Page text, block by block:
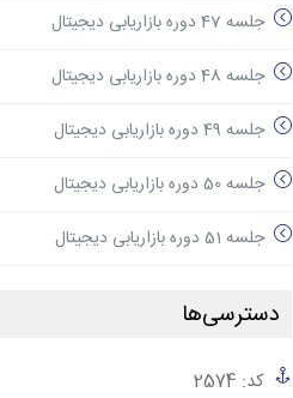
جلسه 47 دوره بازاریابی دیجیتال
جلسه 48 دوره بازاریابی دیجیتال
جلسه 49 دوره بازاریابی دیجیتال
جلسه 50 دوره بازاریابی دیجیتال
جلسه 51 دوره بازاریابی دیجیتال
دسترسی‌ها
کد: 2574